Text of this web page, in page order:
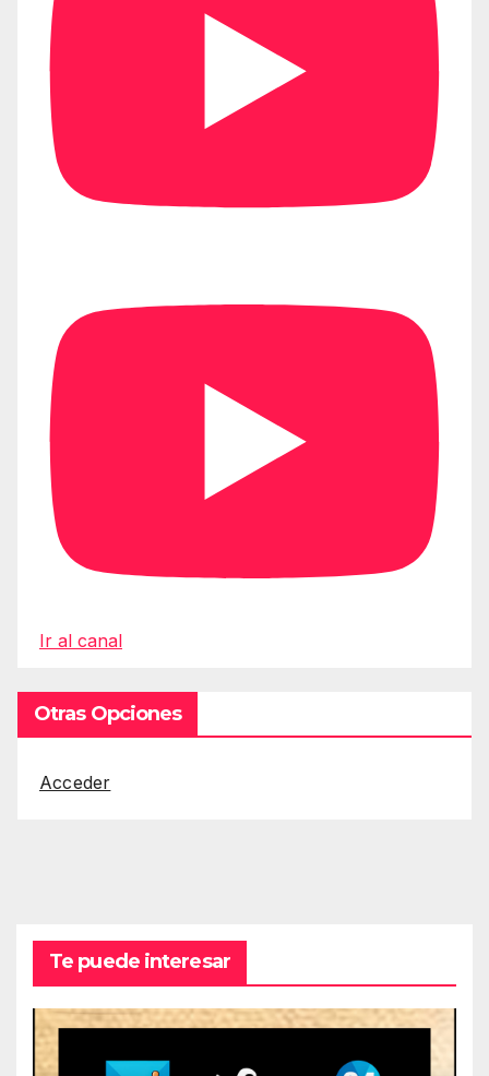
Ir al canal
Otras Opciones
Acceder
Te puede interesar